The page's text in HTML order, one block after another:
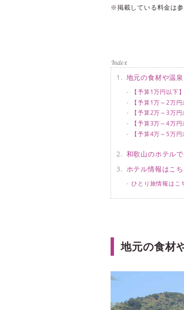
※掲載している料金は
地元の食材や温
【予算1万円以下
【予算1万～2万
【予算2万～3万
【予算3万～4万
【予算4万～5万
和歌山のホテル
ホテル情報はこ
ひとり旅情報はこ
地元の食材